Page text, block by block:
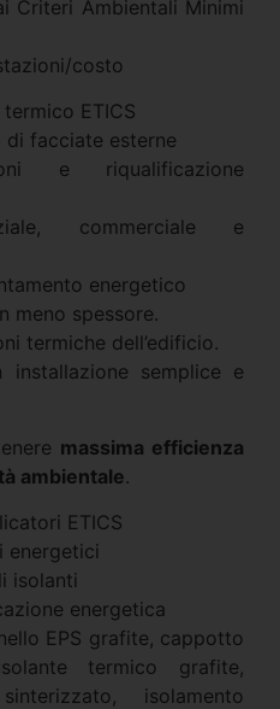
Ambientali Minimi
costo
ETICS
facciate esterne
e riqualificazione
commerciale e
energetico
meno spessore.
termiche dell’edificio.
installazione semplice e
massima efficienza
ambientale.
ETICS
energetici
isolanti
energetica
EPS grafite, cappotto
termico grafite,
isolamento